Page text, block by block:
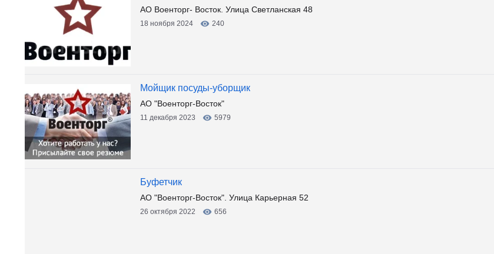
АО Военторг- Восток. Улица Светланская 48
18 ноября 2024 240
Мойщик посуды-уборщик
АО "Военторг-Восток"
11 декабря 2023 5979
Буфетчик
АО "Военторг-Восток". Улица Карьерная 52
26 октября 2022 656